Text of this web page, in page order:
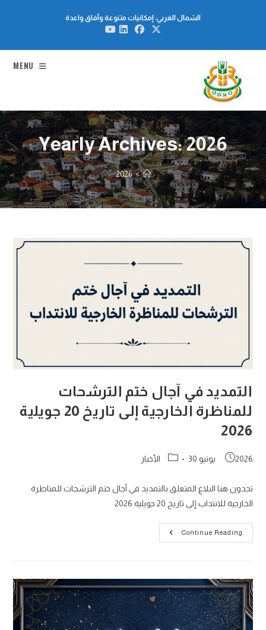
الشمال الغربي: إمكانيات متنوعة وآفاق واعدة
MENU
Yearly Archives: 2026
>
2026
التمديد في آجال ختم الترشحات
للمناظرة الخارجية إلى تاريخ 20 جويلية
2026
Post
2026 يونيو 30
Post
الأخبار
تجدون هنا البلاغ المتعلق بالتمديد في آجال ختم الترشحات للمناظرة
الخارجية للانتداب إلى تاريخ 20 جويلية 2026
Continue Readingالتمديد
في
إلى
تاريخ
20
جويلية
2026